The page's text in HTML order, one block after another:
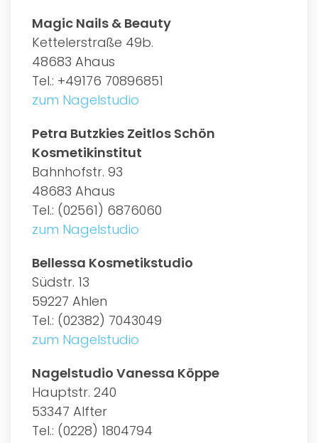
Magic Nails & Beauty
Kettelerstraße 49b.
48683 Ahaus
Tel.: +49176 70896851
zum Nagelstudio
Petra Butzkies Zeitlos Schön
Kosmetikinstitut
Bahnhofstr. 93
48683 Ahaus
Tel.: (02561) 6876060
zum Nagelstudio
Bellessa Kosmetikstudio
Südstr. 13
59227 Ahlen
Tel.: (02382) 7043049
zum Nagelstudio
Nagelstudio Vanessa Köppe
Hauptstr. 240
53347 Alfter
Tel.: (0228) 1804794